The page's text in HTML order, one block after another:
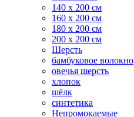
140 x 200 см
160 x 200 см
180 x 200 см
200 x 200 см
Шерсть
бамбуковое волокно
овечья шерсть
хлопок
шёлк
синтетика
Непромокаемые